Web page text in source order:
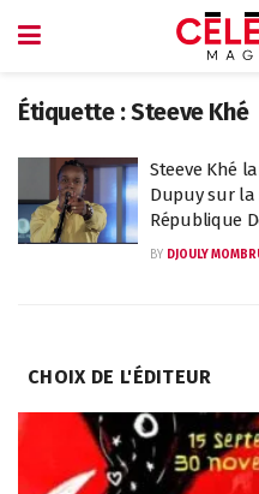
Étiquette :Steeve Khé
Steeve Khé
Dupuy sur
République
BY DJOULY
CHOIX DE L'ÉDITEUR